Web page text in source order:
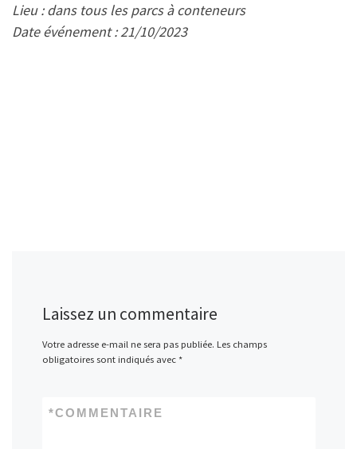
Lieu : dans tous les parcs à conteneurs
Date événement : 21/10/2023
Laissez un commentaire
Votre adresse e-mail ne sera pas publiée. Les champs
obligatoires sont indiqués avec *
COMMENTAIRE
*